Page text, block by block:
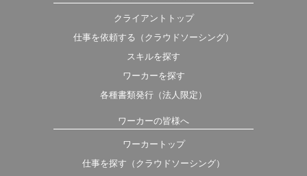
クライアントトップ
仕事を依頼する（クラウドソーシング）
スキルを探す
ワーカーを探す
各種書類発行（法人限定）
ワーカーの皆様へ
ワーカートップ
仕事を探す（クラウドソーシング）